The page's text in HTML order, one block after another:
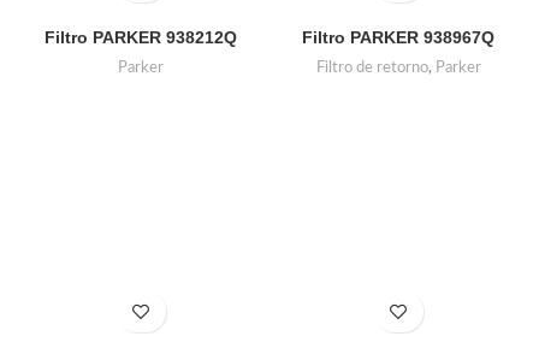
Filtro PARKER 938212Q
Parker
Filtro PARKER 938967Q
Filtro de retorno, Parker